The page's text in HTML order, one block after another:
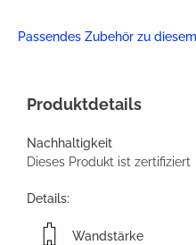
Passendes Zubehör zu
Produktdetails
Nachhaltigkeit
Dieses Produkt ist zertifiziert
Details:
Wandstärke